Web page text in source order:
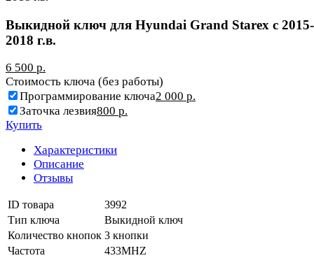
Выкидной ключ для Hyundai Grand Starex с 2015-
2018 г.в.
6 500 р.
Стоимость ключа (без работы)
Программирование ключа2 000 р.
Заточка лезвия800 р.
Купить
Характеристики
Описание
Отзывы
ID товара
3992
Тип ключа
Выкидной ключ
Количество кнопок 3 кнопки
Частота
433MHZ